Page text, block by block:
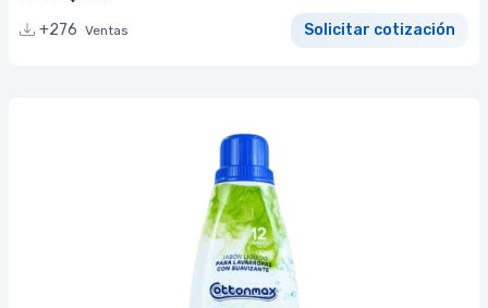
+276 Ventas Solicitar cotización